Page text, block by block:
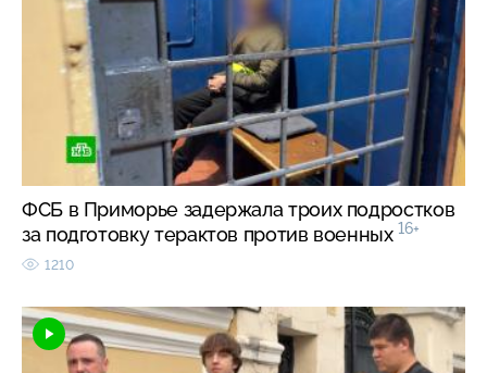
ФСБ в Приморье задержала троих подростков
за подготовку терактов против военных 16+
1210